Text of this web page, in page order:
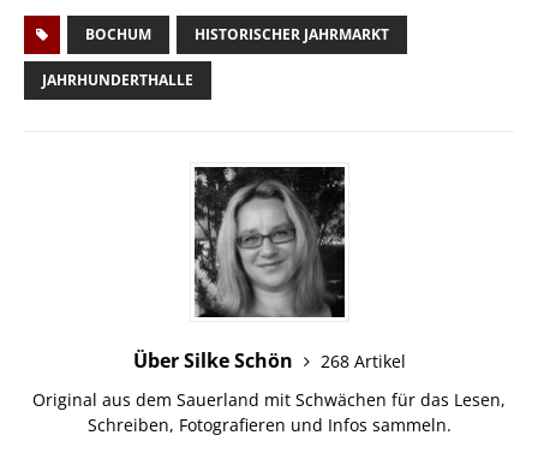
BOCHUM HISTORISCHER JAHRMARKT
JAHRHUNDERTHALLE
Über Silke Schön
268 Artikel
Original aus dem Sauerland mit Schwächen für das Lesen,
Schreiben, Fotografieren und Infos sammeln.